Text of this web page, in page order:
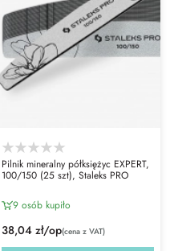
Pilnik mineralny półksiężyc EXPERT,
100/150 (25 szt), Staleks PRO
9 osób kupiło
38,04 zł/op(cena z VAT)